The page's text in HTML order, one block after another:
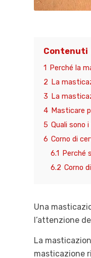
Contenuti
1
Perché la
2 La
3 La
4 Masticare
5 Quali sono
6 Corno di
6.1
Perché
6.2 Corno
Una
l’attenzione
La
masticazione